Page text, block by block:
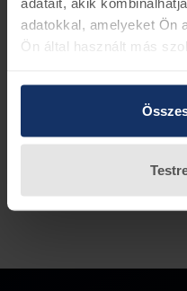
adatokkal, amelyeket Ön
Ön által használt más